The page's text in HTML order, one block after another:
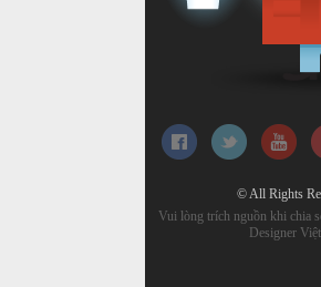
© All Rights
Vui lòng trích nguồn khi chia
Designer